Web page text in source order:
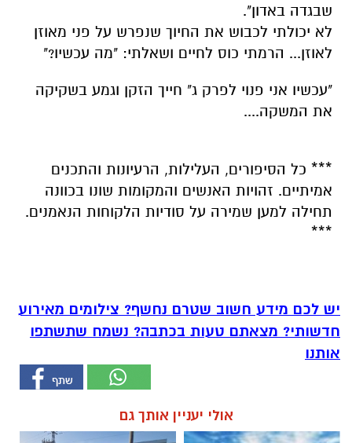
שבגדה באדון".
לא יכולתי לכבוש את החיוך שנפרש על פני מאוזן
לאוזן... הרמתי כוס לחיים ושאלתי: "מה עכשיו?"
"עכשיו אני פנוי לפרק ג" חייך הזקן וגמע בשקיקה
את המשקה....
*** כל הסיפורים, העלילות, הרעיונות והתכנים
אמיתיים. זהויות האנשים והמקומות שונו בכוונה
תחילה למען שמירה על סודיות הלקוחות הנאמנים.
***
יש לכם מידע חשוב שטרם נחשף? צילומים מאירוע
חדשותי? מצאתם טעות בכתבה? נשמח שתשתפו
אותנו
אולי יעניין אותך גם